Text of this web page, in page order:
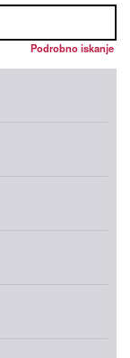
Podrobno iskanje